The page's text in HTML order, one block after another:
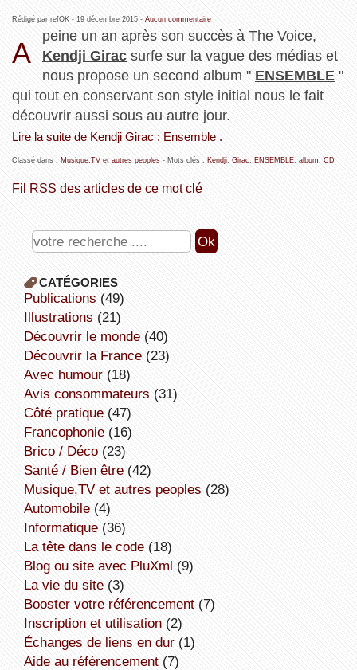
Rédigé par refOK - 19 décembre 2015- Aucun commentaire
A
peine un an après son succès à The Voice,
Kendji Girac surfe sur la vague des médias et
nous propose un second album " ENSEMBLE "
qui tout en conservant son style initial nous le fait
découvrir aussi sous au autre jour.
Lire la suite de Kendji Girac : Ensemble .
Classé dans : Musique,TV et autres peoples- Mots clés : Kendji, Girac, ENSEMBLE, album CD
Fil RSS des articles de ce mot clé
CATÉGORIES
publications (49)
illustrations (21)
découvrir le monde(40)
découvrir la France(23)
avec humour(18)
avis consommateurs (31)
côté pratique(47)
Francophonie(16)
Brico / Déco(23)
Santé / Bien être(42)
Musique,TV et autres peoples (28)
Automobile(4)
informatique(36)
la tête dans le code(18)
Blog ou site avec PluXml (9)
la vie du site(3)
booster votre référencement(7)
inscription et utilisation(2)
échanges de liens en dur(1)
aide au référencement(7)